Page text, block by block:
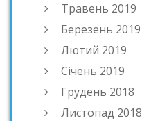
Травень 2019
Березень 2019
Лютий 2019
Січень 2019
Грудень 2018
Листопад 2018